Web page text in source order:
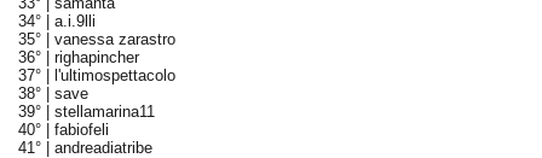
34° | a.i.9lli
35° | vanessa zarastro
36° | righapincher
37° |
l'ultimospettacolo
38° | save
39° | stellamarina11
40° | fabiofeli
41° | andreadiatribe